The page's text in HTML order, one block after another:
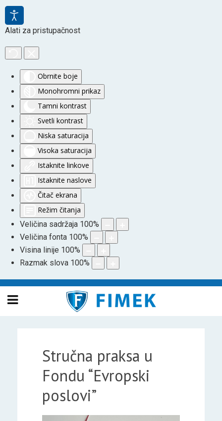
Alati za pristupačnost
Obrnite boje
Monohromni prikaz
Tamni kontrast
Svetli kontrast
Niska saturacija
Visoka saturacija
Istaknite linkove
Istaknite naslove
Čitač ekrana
Režim čitanja
Veličina sadržaja 100%
Veličina fonta 100%
Visina linije 100%
Razmak slova 100%
Stručna praksa u
Fondu “Evropski
poslovi”